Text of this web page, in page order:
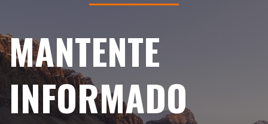
MANTENTE
INFORMADO